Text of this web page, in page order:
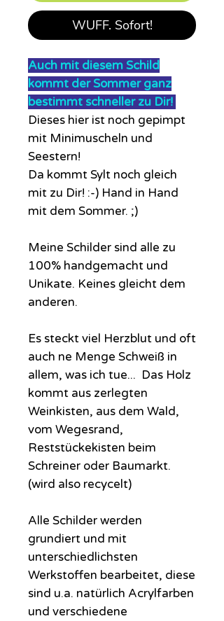
WUFF. Sofort!
Auch mit diesem Schild
kommt der Sommer ganz
bestimmt schneller zu Dir!
Dieses hier ist noch gepimpt
mit Minimuscheln und
Seestern!
Da kommt Sylt noch gleich
mit zu Dir! :-) Hand in Hand
mit dem Sommer. ;)
Meine Schilder sind alle zu
100% handgemacht und
Unikate. Keines gleicht dem
anderen.
Es steckt viel Herzblut und oft
auch ne Menge Schweiß in
allem, was ich tue... Das Holz
kommt aus zerlegten
Weinkisten, aus dem Wald,
vom Wegesrand,
Reststückekisten beim
Schreiner oder Baumarkt.
(wird also recycelt)
Alle Schilder werden
grundiert und mit
unterschiedlichsten
Werkstoffen bearbeitet, diese
sind u.a. natürlich Acrylfarben
und verschiedene